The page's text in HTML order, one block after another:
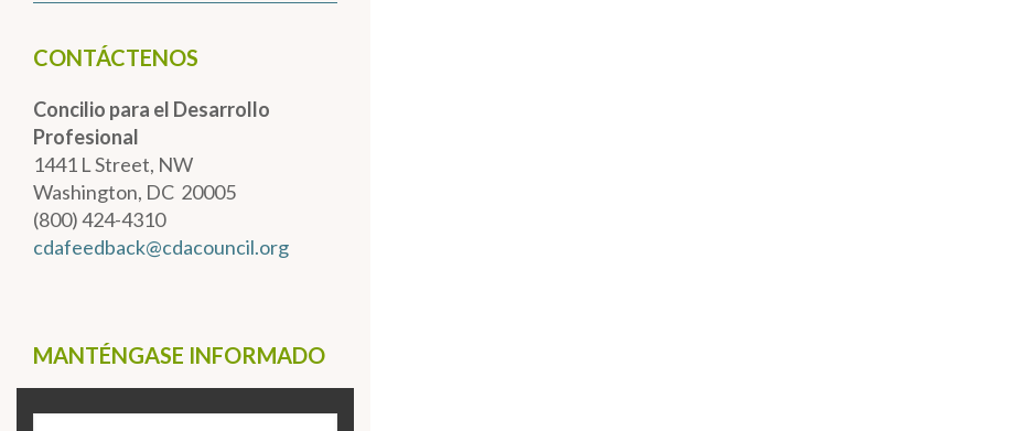
CONTÁCTENOS
Concilio para el Desarrollo
Profesional
1441 L Street, NW
Washington, DC 20005
(800) 424-4310
cdafeedback@cdacouncil.org
MANTÉNGASE INFORMADO